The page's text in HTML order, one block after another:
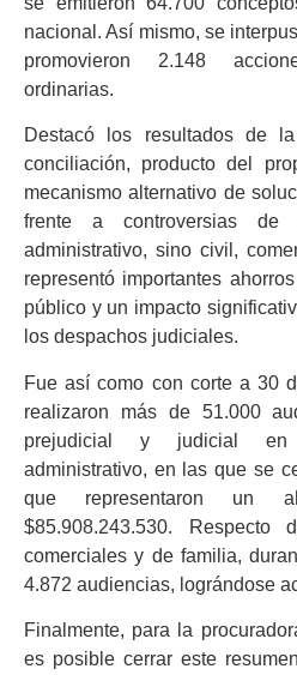
nacional. Así mismo, se
promovieron 2.148
ordinarias.
Destacó los resultados de
conciliación, producto del
mecanismo alternativo de
frente a controversias de
administrativo, sino civil,
representó importantes
público y un impacto
los despachos judiciales.
Fue así como con corte a 30
realizaron más de 51.000
prejudicial y judicial en
administrativo, en las que se
que representaron un
$85.908.243.530. Respecto
comerciales y de familia,
4.872 audiencias, lográndose
Finalmente, para la
es posible cerrar este